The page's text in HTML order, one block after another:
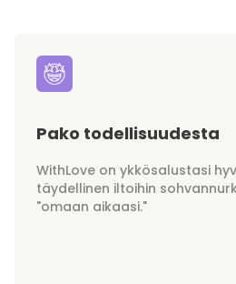
Pako todellisuudesta
WithLove on ykkösalustasi
täydellinen iltoihin
"omaan aikaasi."